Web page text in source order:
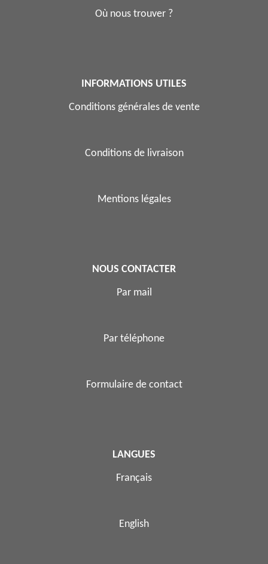
Où nous trouver ?
INFORMATIONS UTILES
Conditions générales de vente
Conditions de livraison
Mentions légales
NOUS CONTACTER
Par mail
Par téléphone
Formulaire de contact
LANGUES
Français
English